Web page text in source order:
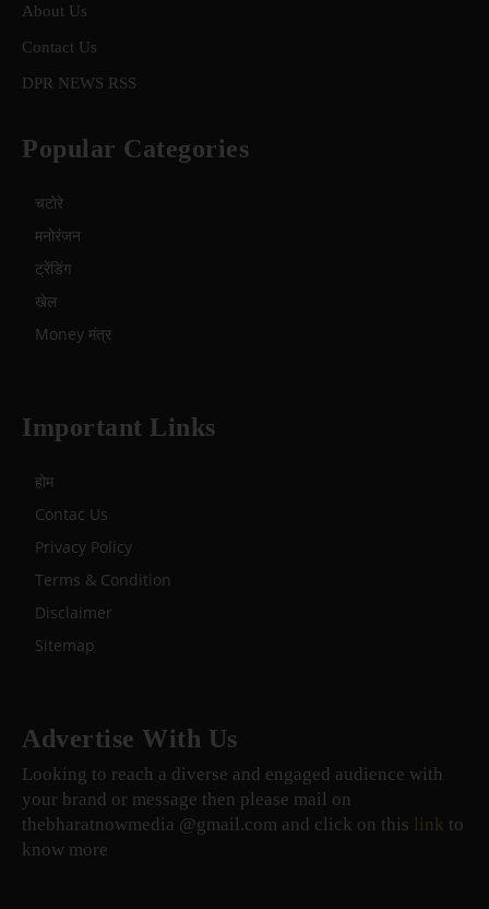
About Us
Contact Us
DPR NEWS RSS
Popular Categories
चटोरे
मनोरंजन
ट्रेंडिंग
खेल
Money मंत्र
Important Links
होम
Contac Us
Privacy Policy
Terms & Condition
Disclaimer
Sitemap
Advertise With Us
Looking to reach a diverse and engaged audience with
your brand or message then please mail on
thebharatnowmedia @gmail.com and click on this link to
know more